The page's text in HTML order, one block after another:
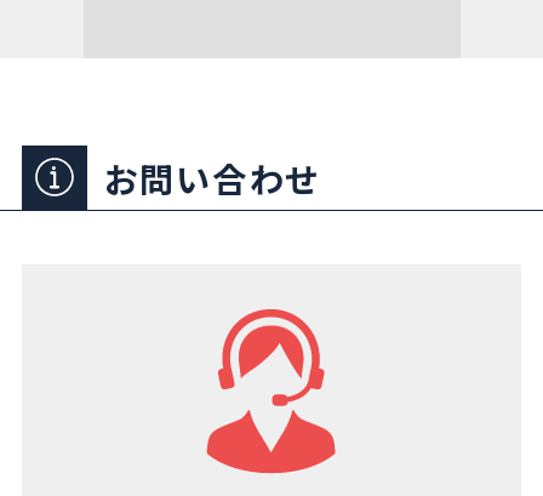
お問い合わせ